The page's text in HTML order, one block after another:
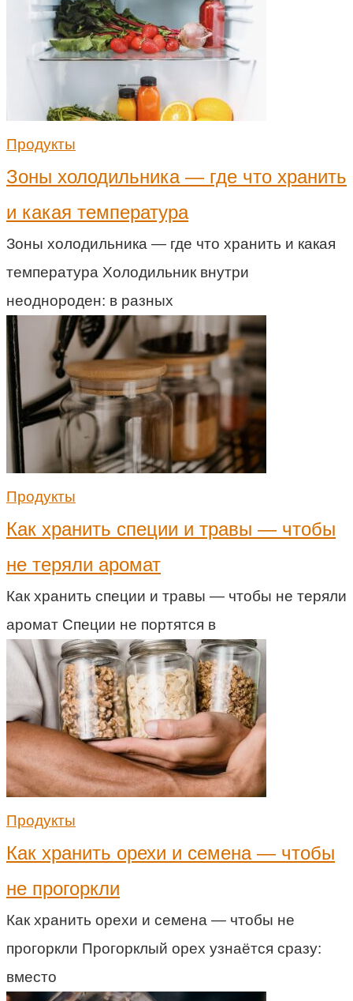
Продукты
Зоны холодильника — где что хранить
и какая температура
Зоны холодильника — где что хранить и какая
температура Холодильник внутри
неоднороден: в разных
Продукты
Как хранить специи и травы — чтобы
не теряли аромат
Как хранить специи и травы — чтобы не теряли
аромат Специи не портятся в
Продукты
Как хранить орехи и семена — чтобы
не прогоркли
Как хранить орехи и семена — чтобы не
прогоркли Прогорклый орех узнаётся сразу:
вместо